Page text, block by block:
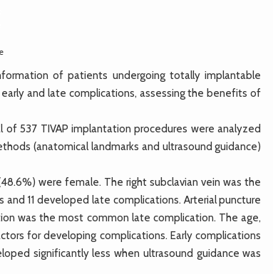
of patients undergoing totally implantable
and late complications, assessing the benefits of
537 TIVAP implantation procedures were analyzed
(anatomical landmarks and ultrasound guidance)
were female. The right subclavian vein was the
11 developed late complications. Arterial puncture
was the most common late complication. The age,
for developing complications. Early complications
significantly less when ultrasound guidance was